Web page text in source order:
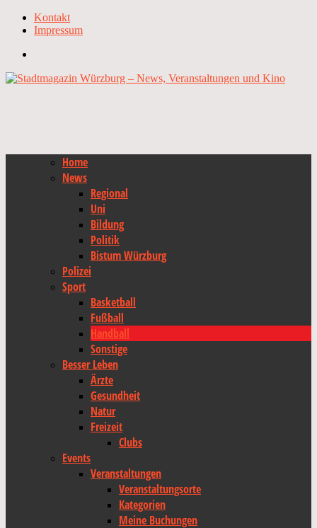
Kontakt
Impressum
Home
News
Regional
Uni
Bildung
Politik
Bistum Würzburg
Polizei
Sport
Basketball
Fußball
Handball
Sonstige
Besser Leben
Ärzte
Gesundheit
Natur
Freizeit
Clubs
Events
Veranstaltungen
Veranstaltungsorte
Kategorien
Meine Buchungen